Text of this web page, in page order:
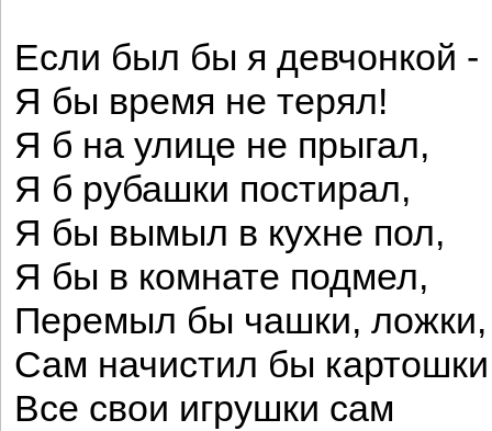
Если был бы я девчонкой -
Я бы время не терял!
Я б на улице не прыгал,
Я б рубашки постирал,
Я бы вымыл в кухне пол,
Я бы в комнате подмел,
Перемыл бы чашки, ложки,
Сам начистил бы
Все свои игрушки сам